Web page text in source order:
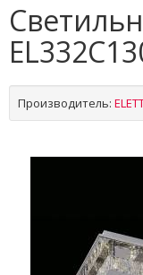
Производитель: